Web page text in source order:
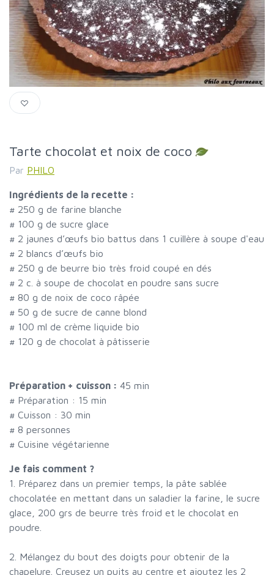
Tarte chocolat et noix de coco
Par PHILO
Ingrédients de la recette :
# 250 g de farine blanche
# 100 g de sucre glace
# 2 jaunes d’œufs bio battus dans 1 cuillère à soupe d'eau
# 2 blancs d’œufs bio
# 250 g de beurre bio très froid coupé en dés
# 2 c. à soupe de chocolat en poudre sans sucre
# 80 g de noix de coco râpée
# 50 g de sucre de canne blond
# 100 ml de crème liquide bio
# 120 g de chocolat à pâtisserie
Préparation + cuisson : 45 min
# Préparation : 15 min
# Cuisson : 30 min
# 8 personnes
# Cuisine végétarienne
Je fais comment ?
1. Préparez dans un premier temps, la pâte sablée
chocolatée en mettant dans un saladier la farine, le sucre
glace, 200 grs de beurre très froid et le chocolat en
poudre.
2. Mélangez du bout des doigts pour obtenir de la
chapelure. Creusez un puits au centre et ajoutez les 2